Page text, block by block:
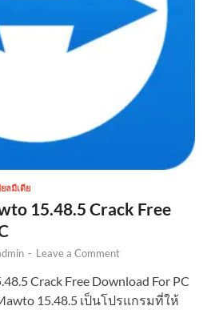
ลมีเดีย
15.48.5 Crack Free
- Leave a Comment
Crack Free Download For PC
15.48.5 เป็นโปรแกรมที่ให้